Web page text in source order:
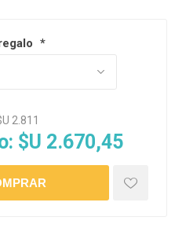
*
2.811
$U 2.670,45